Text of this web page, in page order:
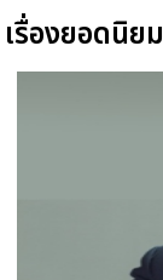
เรื่องยอดนิยม